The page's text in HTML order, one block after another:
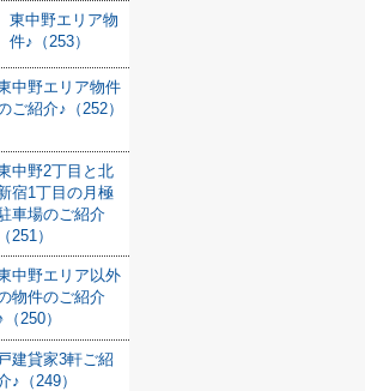
東中野エリア物
件♪（253）
中野エリア物件
ご紹介♪（252）
中野2丁目と北
宿1丁目の月極
車場のご紹介
（251）
中野エリア以外
物件のご紹介
（250）
戸建貸家3軒ご紹
♪（249）